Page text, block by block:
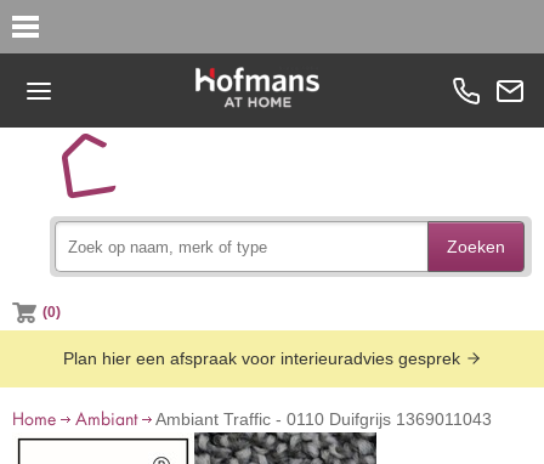
Zoeken
(0)
Plan hier een afspraak voor interieuradvies gesprek
Home Ambiant Ambiant Traffic - 0110 Duifgrijs 1369011043